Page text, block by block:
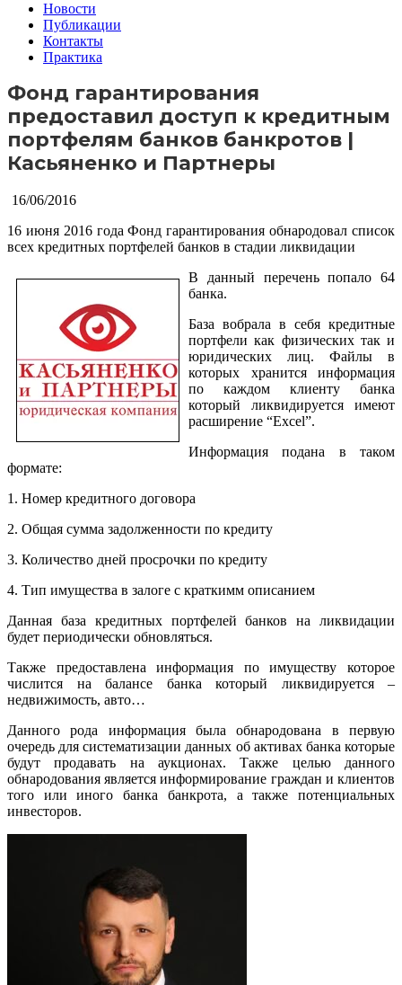
Новости
Публикации
Контакты
Практика
Фонд гарантирования
предоставил доступ к кредитным
портфелям банков банкротов |
Касьяненко и Партнеры
16/06/2016
16 июня 2016 года Фонд гарантирования обнародовал список
всех кредитных портфелей банков в стадии ликвидации
В данный перечень попало 64
банка.
База вобрала в себя кредитные
портфели как физических так и
юридических лиц. Файлы в
которых хранится информация
по каждом клиенту банка
который ликвидируется имеют
расширение “Excel”.
Информация подана в таком
формате:
1. Номер кредитного договора
2. Общая сумма задолженности по кредиту
3. Количество дней просрочки по кредиту
4. Тип имущества в залоге с краткимм описанием
Данная база кредитных портфелей банков на ликвидации
будет периодически обновляться.
Также предоставлена информация по имуществу которое
числится на балансе банка который ликвидируется –
недвижимость, авто…
Данного рода информация была обнародована в первую
очередь для систематизации данных об активах банка которые
будут продавать на аукционах. Также целью данного
обнародования является информирование граждан и клиентов
того или иного банка банкрота, а также потенциальных
инвесторов.